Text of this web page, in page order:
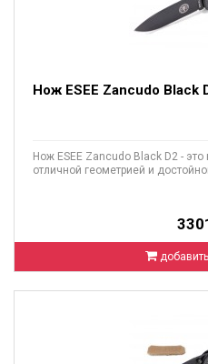
Нож ESEE Zancudo Black
Нож ESEE Zancudo Black D2 -
отличной геометрией и